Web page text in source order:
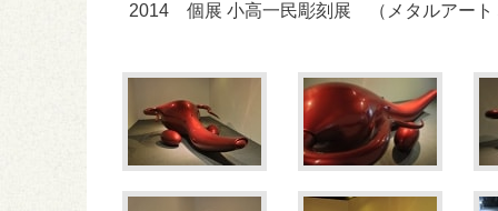
2014 個展 小高一民彫刻展 （メタルアー